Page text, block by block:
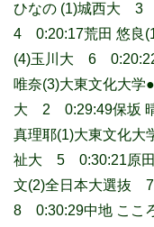
ひなの (1)城西大 3
4 0:20:17荒田 悠良
(4)玉川大 6
唯奈(3)大東文化大
大 2 0:29:49保坂
真理耶(1)大東文化
祉大 5 0:30:21原
文(2)全日本大選抜
8 0:30:29中地 こ